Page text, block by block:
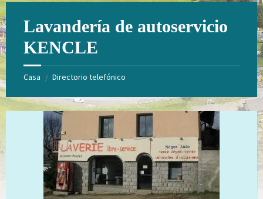
Lavandería de autoservicio
KENCLE
Casa / Directorio telefónico